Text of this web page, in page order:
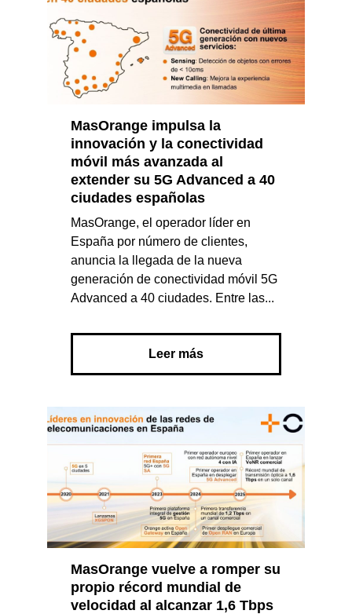
MasOrange impulsa la
innovación y la conectividad
móvil más avanzada al
extender su 5G Advanced a 40
ciudades españolas
MasOrange, el operador líder en
España por número de clientes,
anuncia la llegada de la nueva
generación de conectividad móvil 5G
Advanced a 40 ciudades. Entre las...
Leer más
MasOrange vuelve a romper su
propio récord mundial de
velocidad al alcanzar 1,6 Tbps